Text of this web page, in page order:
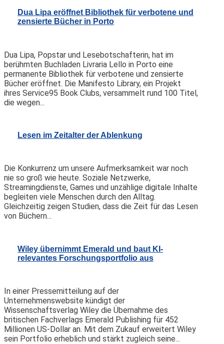
Dua Lipa eröffnet Bibliothek für verbotene und
zensierte Bücher in Porto
Dua Lipa, Popstar und Lesebotschafterin, hat im
berühmten Buchladen Livraria Lello in Porto eine
permanente Bibliothek für verbotene und zensierte
Bücher eröffnet. Die Manifesto Library, ein Projekt
ihres Service95 Book Clubs, versammelt rund 100 Titel,
die wegen...
Lesen im Zeitalter der Ablenkung
Die Konkurrenz um unsere Aufmerksamkeit war noch
nie so groß wie heute. Soziale Netzwerke,
Streamingdienste, Games und unzählige digitale Inhalte
begleiten viele Menschen durch den Alltag.
Gleichzeitig zeigen Studien, dass die Zeit für das Lesen
von Büchern...
Wiley übernimmt Emerald und baut KI-
relevantes Forschungsportfolio aus
In einer Pressemitteilung auf der
Unternehmenswebsite kündigt der
Wissenschaftsverlag Wiley die Übernahme des
britischen Fachverlags Emerald Publishing für 452
Millionen US-Dollar an. Mit dem Zukauf erweitert Wiley
sein Portfolio erheblich und stärkt zugleich seine...